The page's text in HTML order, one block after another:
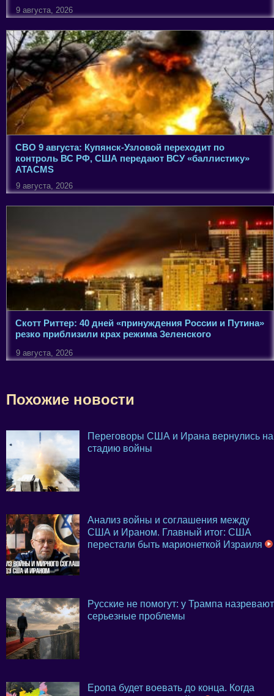
9 августа, 2026
СВО 9 августа: Купянск-Узловой переходит по
контроль ВС РФ, США передают ВСУ «баллистику»
ATACMS
9 августа, 2026
Скотт Риттер: 40 дней «принуждения России и Путина»
резко приблизили крах режима Зеленского
9 августа, 2026
Похожие новости
Переговоры США и Ирана вернулись на
стадию войны
Анализ войны и соглашения между
США и Ираном. Главный итог: США
перестали быть марионеткой Израиля
Русские не помогут: у Трампа назревают
серьезные проблемы
Еропа будет воевать до конца. Когда